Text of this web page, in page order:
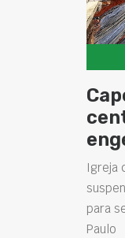
Igreja
para
Paulo